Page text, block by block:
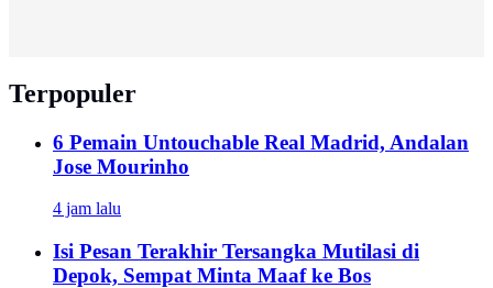
Terpopuler
6 Pemain Untouchable Real Madrid, Andalan
Jose Mourinho
4 jam lalu
Isi Pesan Terakhir Tersangka Mutilasi di
Depok, Sempat Minta Maaf ke Bos